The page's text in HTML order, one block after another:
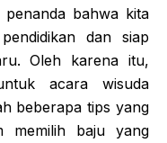
penanda bahwa kita
dan siap
Oleh karena itu,
acara wisuda
beberapa tips yang
memilih baju yang